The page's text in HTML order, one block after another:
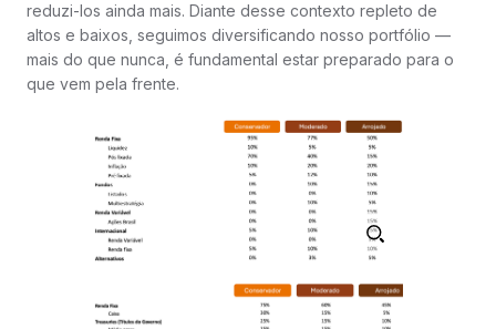
reduzi-los ainda mais. Diante desse contexto repleto de
altos e baixos, seguimos diversificando nosso portfólio —
mais do que nunca, é fundamental estar preparado para o
que vem pela frente.